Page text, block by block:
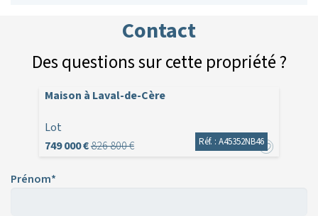
Contact
Des questions sur cette propriété ?
Maison à Laval-de-Cère
Lot
749 000 €826 800 € Réf. : A45352NB46
Prénom*